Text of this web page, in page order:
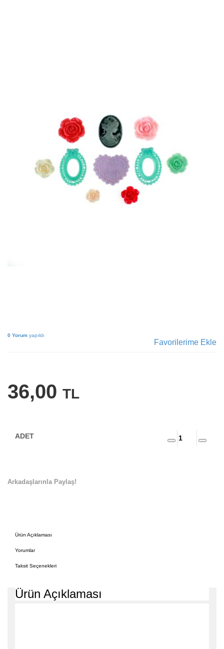
0 Yorum yapıldı
Favorilerime Ekle
36,00 TL
Arkadaşlarınla Paylaş!
Ürün Açıklaması
Yorumlar
Taksit Seçenekleri
Ürün Açıklaması